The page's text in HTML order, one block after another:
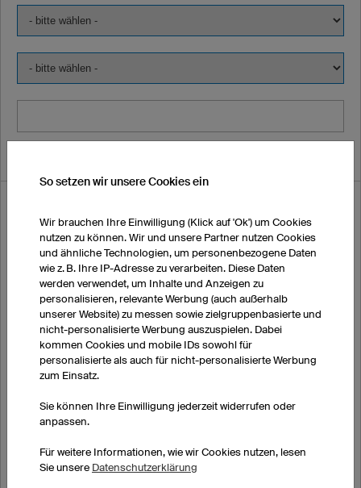
Vorname
Straße und Hausnummer
So setzen wir unsere Cookies ein
Wir brauchen Ihre Einwilligung (Klick auf 'Ok') um Cookies
nutzen zu können. Wir und unsere Partner nutzen Cookies
und ähnliche Technologien, um personenbezogene Daten
wie z. B. Ihre IP-Adresse zu verarbeiten. Diese Daten
werden verwendet, um Inhalte und Anzeigen zu
personalisieren, relevante Werbung (auch außerhalb
unserer Website) zu messen sowie zielgruppenbasierte und
nicht-personalisierte Werbung auszuspielen. Dabei
kommen Cookies und mobile IDs sowohl für
personalisierte als auch für nicht-personalisierte Werbung
zum Einsatz.
Sie können Ihre Einwilligung jederzeit widerrufen oder
anpassen.
Für weitere Informationen, wie wir Cookies nutzen, lesen
Sie unsere Datenschutzerklärung